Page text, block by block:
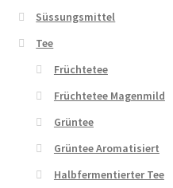
Süssungsmittel
Tee
Früchtetee
Früchtetee Magenmild
Grüntee
Grüntee Aromatisiert
Halbfermentierter Tee